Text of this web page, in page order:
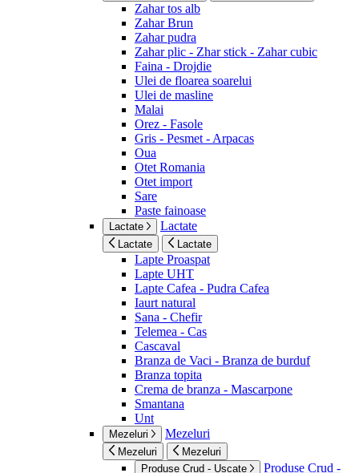
Zahar tos alb
Zahar Brun
Zahar pudra
Zahar plic - Zhar stick - Zahar cubic
Faina - Drojdie
Ulei de floarea soarelui
Ulei de masline
Malai
Orez - Fasole
Gris - Pesmet - Arpacas
Oua
Otet Romania
Otet import
Sare
Paste fainoase
Lactate Lactate
Lactate Lactate
Lapte Proaspat
Lapte UHT
Lapte Cafea - Pudra Cafea
Iaurt natural
Sana - Chefir
Telemea - Cas
Cascaval
Branza de Vaci - Branza de burduf
Branza topita
Crema de branza - Mascarpone
Smantana
Unt
Mezeluri Mezeluri
Mezeluri
Mezeluri
Produse Crud - Uscate
Produse Crud -